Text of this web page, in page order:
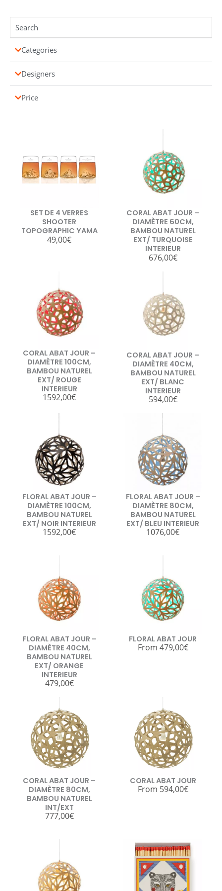
Categories
Designers
Price
SET DE 4 VERRES
SHOOTER
TOPOGRAPHIC YAMA
49,00€
CORAL ABAT JOUR –
DIAMÈTRE 60CM,
BAMBOU NATUREL
EXT/ TURQUOISE
INTERIEUR
676,00€
CORAL ABAT JOUR –
DIAMÈTRE 100CM,
BAMBOU NATUREL
EXT/ ROUGE
INTERIEUR
1592,00€
CORAL ABAT JOUR –
DIAMÈTRE 40CM,
BAMBOU NATUREL
EXT/ BLANC
INTERIEUR
594,00€
FLORAL ABAT JOUR –
DIAMÈTRE 100CM,
BAMBOU NATUREL
EXT/ NOIR INTERIEUR
1592,00€
FLORAL ABAT JOUR –
DIAMÈTRE 80CM,
BAMBOU NATUREL
EXT/ BLEU INTERIEUR
1076,00€
FLORAL ABAT JOUR –
DIAMÈTRE 40CM,
BAMBOU NATUREL
EXT/ ORANGE
INTERIEUR
479,00€
FLORAL ABAT JOUR
From 479,00€
CORAL ABAT JOUR –
DIAMÈTRE 80CM,
BAMBOU NATUREL
INT/EXT
777,00€
CORAL ABAT JOUR
From 594,00€